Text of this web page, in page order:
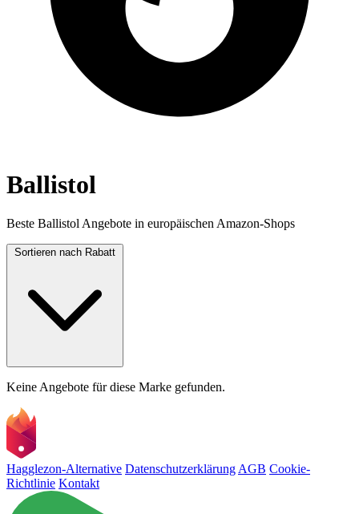
Ballistol
Beste Ballistol Angebote in europäischen Amazon-Shops
Sortieren nach Rabatt
Keine Angebote für diese Marke gefunden.
Hagglezon-Alternative Datenschutzerklärung AGB Cookie-
Richtlinie Kontakt